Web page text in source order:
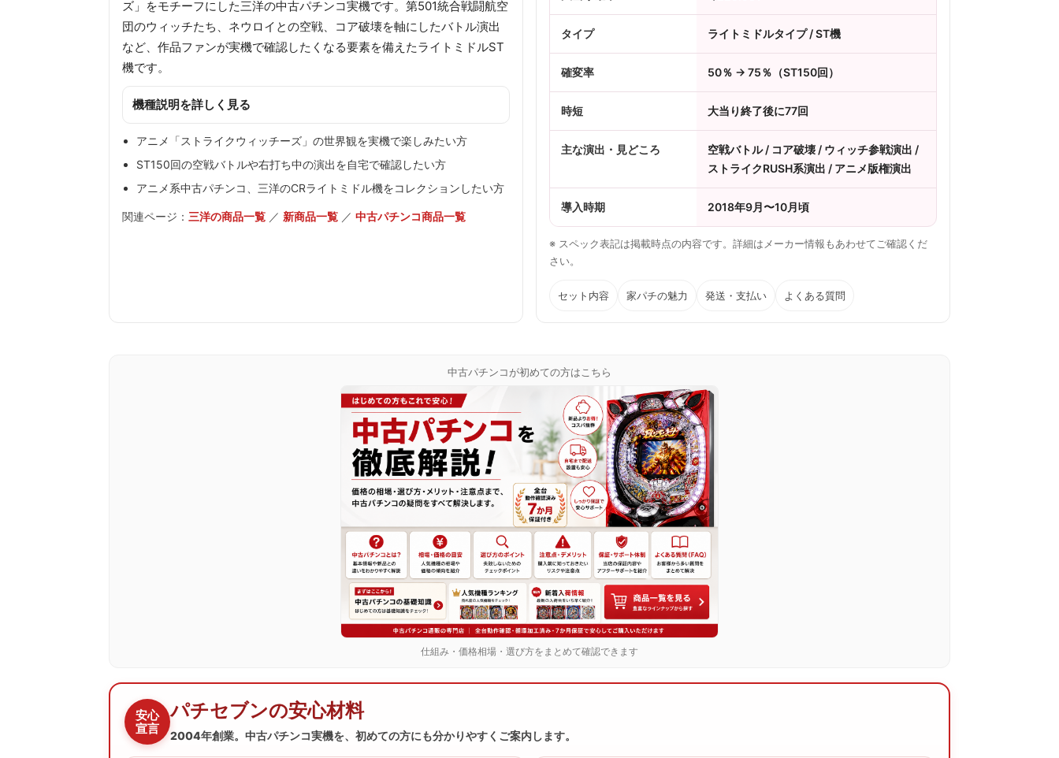
ズ」をモチーフにした三洋の中古パチンコ実機です。第501統合戦闘航空
団のウィッチたち、ネウロイとの空戦、コア破壊を軸にしたバトル演出
など、作品ファンが実機で確認したくなる要素を備えたライトミドルST
機です。
機種説明を詳しく見る
アニメ「ストライクウィッチーズ」の世界観を実機で楽しみたい方
ST150回の空戦バトルや右打ち中の演出を自宅で確認したい方
アニメ系中古パチンコ、三洋のCRライトミドル機をコレクションしたい方
関連ページ： 三洋の商品一覧 ／ 新商品一覧 ／ 中古パチンコ商品一覧
タイプ ライトミドルタイプ / ST機
確変率 50％ → 75％（ST150回）
時短 大当り終了後に77回
主な演出・見どころ
空戦バトル / コア破壊 / ウィッチ参戦演出 /
ストライクRUSH系演出 / アニメ版権演出
導入時期 2018年9月〜10月頃
※ スペック表記は掲載時点の内容です。詳細はメーカー情報もあわせてご確認くだ
さい。
セット内容 家パチの魅力 発送・支払い よくある質問
中古パチンコが初めての方はこちら
仕組み・価格相場・選び方をまとめて確認できます
安心
宣言
パチセブンの安心材料
2004年創業。中古パチンコ実機を、初めての方にも分かりやすくご案内します。